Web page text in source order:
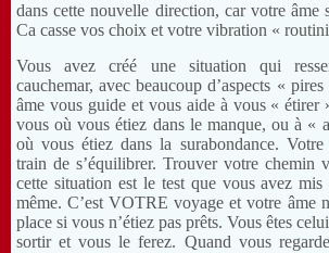
dans cette nouvelle direction, car votre âme
Ca casse vos choix et votre vibration «
Vous avez créé une situation qui
cauchemar, avec beaucoup d’aspects «
âme vous guide et vous aide à vous « étirer
vous où vous étiez dans le manque, ou à «
où vous étiez dans la surabondance.
train de s’équilibrer. Trouver votre chemin
cette situation est le test que vous avez
même. C’est VOTRE voyage et votre âme
place si vous n’étiez pas prêts. Vous êtes
sortir et vous le ferez. Quand vous